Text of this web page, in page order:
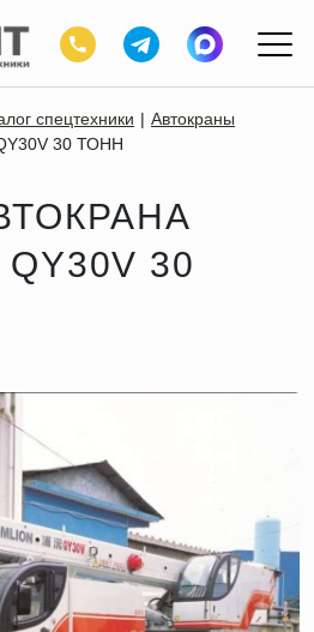
спецтехники
Автокраны
30 ТОНН
QY30V 30